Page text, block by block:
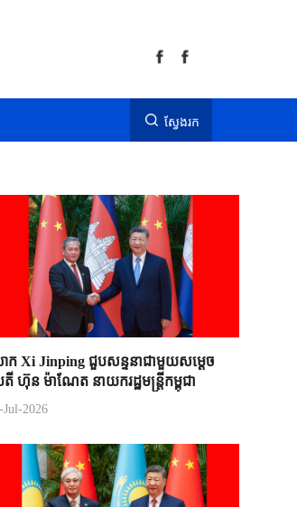
ស្វែងរក
ក Xi Jinping ជួបសន្ទនាជាមួយសម្តេច
ហ៊ុន ម៉ាណែត នាយករដ្ឋមន្ត្រីកម្ពុជា
Jul-2026